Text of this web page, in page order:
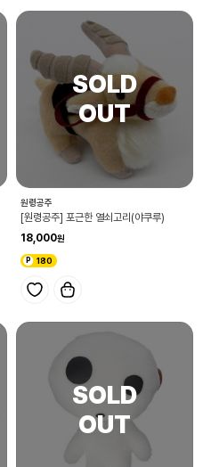
원령공주
[원령공주] 포근한 열쇠고리(야쿠루)
18,000
180